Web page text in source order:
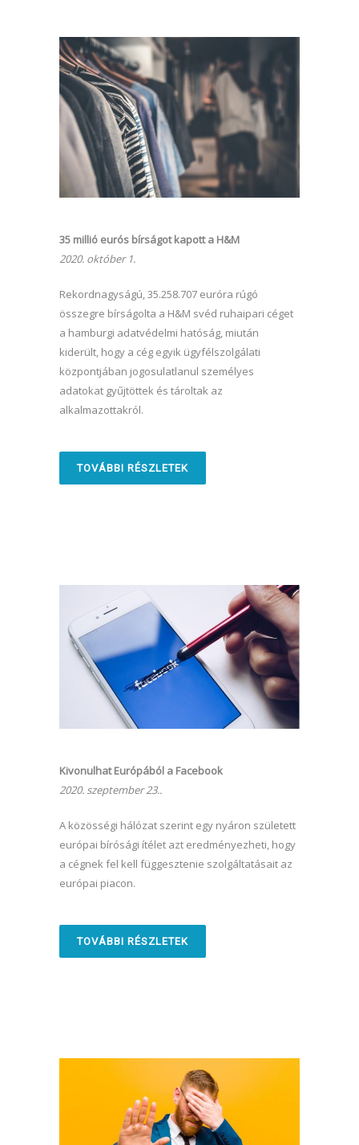
35 millió eurós bírságot kapott a H&M
2020. október 1.
Rekordnagyságú, 35.258.707 euróra rúgó
összegre bírságolta a H&M svéd ruhaipari céget
a hamburgi adatvédelmi hatóság, miután
kiderült, hogy a cég egyik ügyfélszolgálati
központjában jogosulatlanul személyes
adatokat gyűjtöttek és tároltak az
alkalmazottakról.
TOVÁBBI RÉSZLETEK
Kivonulhat Európából a Facebook
2020. szeptember 23..
A közösségi hálózat szerint egy nyáron született
európai bírósági ítélet azt eredményezheti, hogy
a cégnek fel kell függesztenie szolgáltatásait az
európai piacon.
TOVÁBBI RÉSZLETEK